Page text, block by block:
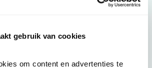
gebruik van cookies
om content en advertenties te
van Vogelbescherming.